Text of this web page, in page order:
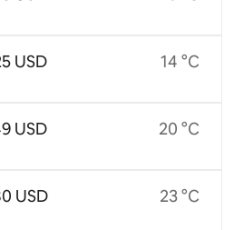
USD
USD
USD
14 °C
20 °C
23 °C